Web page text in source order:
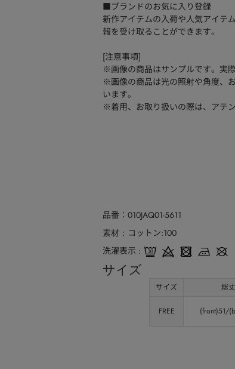
■ブランドのお気に入り登録
新作アイテムの入荷や人気アイテ
報を受け取ることができます。
[注意事項]
※画像の商品はサンプルです。実
※画像の商品は光の照射や角度、
います。
※着用、お取り扱いの際は、アテ
品番 010JAQ01-5611
素材
コットン:100
洗濯表示
サイズ
サイズ 総丈
FREE (front)51/